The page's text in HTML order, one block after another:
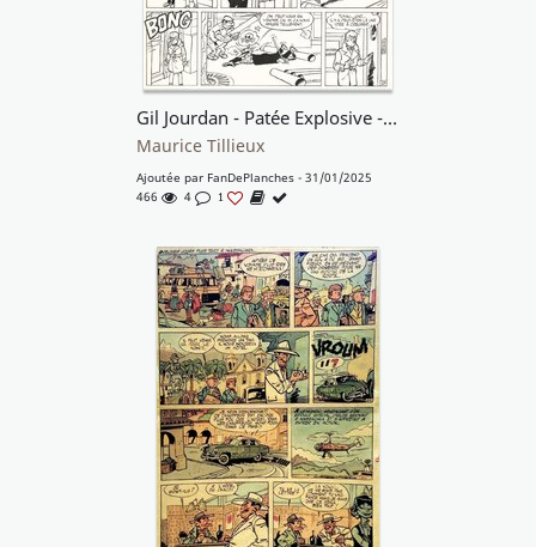
Gil Jourdan - Patée Explosive - T12 p 9
Maurice Tillieux
Ajoutée par FanDePlanches - 31/01/2025
466
4 1